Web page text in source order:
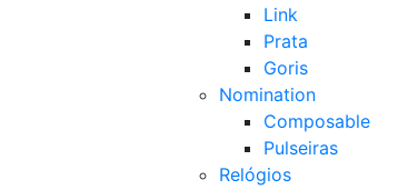
Link
Prata
Goris
Nomination
Composable
Pulseiras
Relógios